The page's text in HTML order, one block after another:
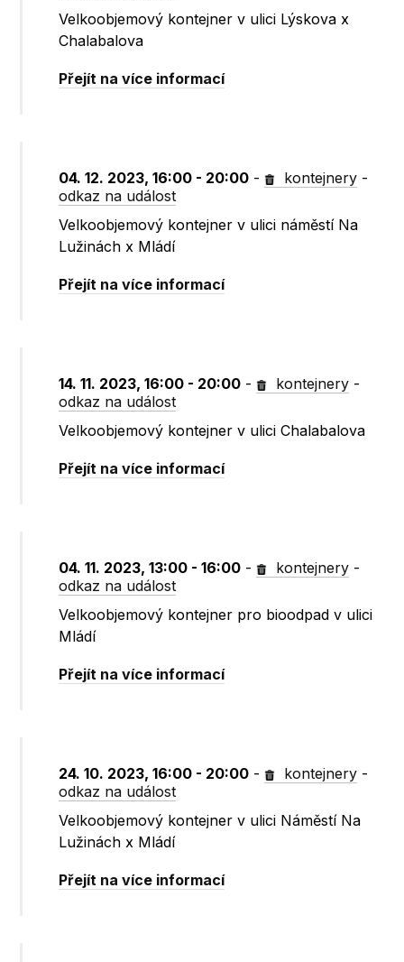
Velkoobjemový kontejner v ulici Lýskova x
Chalabalova
Přejít na více informací
04. 12. 2023, 16:00 - 20:00 - kontejnery -
odkaz na událost
Velkoobjemový kontejner v ulici náměstí Na
Lužinách x Mládí
Přejít na více informací
14. 11. 2023, 16:00 - 20:00 - kontejnery -
odkaz na událost
Velkoobjemový kontejner v ulici Chalabalova
Přejít na více informací
04. 11. 2023, 13:00 - 16:00 - kontejnery -
odkaz na událost
Velkoobjemový kontejner pro bioodpad v ulici
Mládí
Přejít na více informací
24. 10. 2023, 16:00 - 20:00 - kontejnery -
odkaz na událost
Velkoobjemový kontejner v ulici Náměstí Na
Lužinách x Mládí
Přejít na více informací